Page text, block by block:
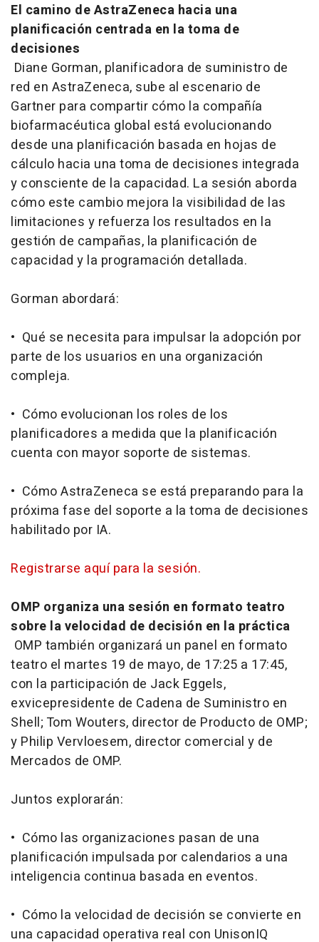
El camino de AstraZeneca hacia una
planificación centrada en la toma de
decisiones
Diane Gorman, planificadora de suministro de
red en AstraZeneca, sube al escenario de
Gartner para compartir cómo la compañía
biofarmacéutica global está evolucionando
desde una planificación basada en hojas de
cálculo hacia una toma de decisiones integrada
y consciente de la capacidad. La sesión aborda
cómo este cambio mejora la visibilidad de las
limitaciones y refuerza los resultados en la
gestión de campañas, la planificación de
capacidad y la programación detallada.
Gorman abordará:
• Qué se necesita para impulsar la adopción por
parte de los usuarios en una organización
compleja.
• Cómo evolucionan los roles de los
planificadores a medida que la planificación
cuenta con mayor soporte de sistemas.
• Cómo AstraZeneca se está preparando para la
próxima fase del soporte a la toma de decisiones
habilitado por IA.
Registrarse aquí para la sesión.
OMP organiza una sesión en formato teatro
sobre la velocidad de decisión en la práctica
OMP también organizará un panel en formato
teatro el martes 19 de mayo, de 17:25 a 17:45,
con la participación de Jack Eggels,
exvicepresidente de Cadena de Suministro en
Shell; Tom Wouters, director de Producto de OMP;
y Philip Vervloesem, director comercial y de
Mercados de OMP.
Juntos explorarán:
• Cómo las organizaciones pasan de una
planificación impulsada por calendarios a una
inteligencia continua basada en eventos.
• Cómo la velocidad de decisión se convierte en
una capacidad operativa real con UnisonIQ